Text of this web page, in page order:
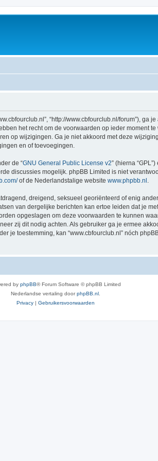
“http://www.cbfourclub.nl/forum”),
het recht om de voorwaarden op ieder moment
op wijzigingen. Ga je niet akkoord met deze
en of toevoegingen.
de “GNU General Public License v2” (hierna
discussies mogelijk. phpBB Limited is niet
of de Nederlandstalige website www.phpbb.nl
dreigend, seksueel georiënteerd of enig
van dergelijke berichten kan ertoe leiden dat je
opgeslagen om deze voorwaarden te kunnen
zij dit nodig achten. Als gebruiker ga je ermee
je toestemming, kan “www.cbfourclub.nl” nóch
by phpBB® Forum Software © phpBB Limited
Nederlandse vertaling doorphpBB.nl
Privacy | Gebruikersvoorwaarden